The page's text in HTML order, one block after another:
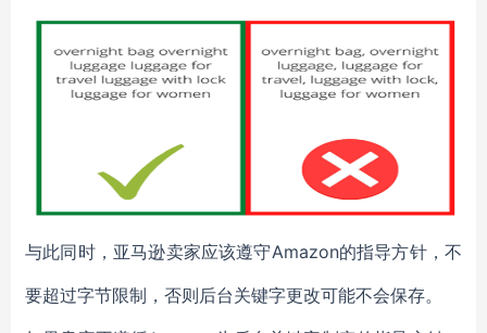
与此同时，亚马逊卖家应该遵守Amazon的指导方针，不
要超过字节限制，否则后台关键字更改可能不会保存。